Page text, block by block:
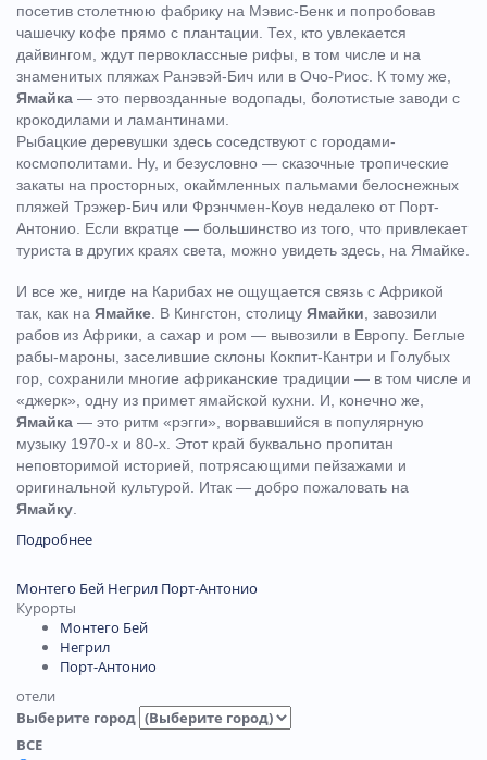
посетив столетнюю фабрику на Мэвис-Бенк и попробовав
чашечку кофе прямо с плантации. Тех, кто увлекается
дайвингом, ждут первоклассные рифы, в том числе и на
знаменитых пляжах Ранэвэй-Бич или в Очо-Риос. К тому же,
Ямайка — это первозданные водопады, болотистые заводи с
крокодилами и ламантинами.
Рыбацкие деревушки здесь соседствуют с городами-
космополитами. Ну, и безусловно — сказочные тропические
закаты на просторных, окаймленных пальмами белоснежных
пляжей Трэжер-Бич или Фрэнчмен-Коув недалеко от Порт-
Антонио. Если вкратце — большинство из того, что привлекает
туриста в других краях света, можно увидеть здесь, на Ямайке.
И все же, нигде на Карибах не ощущается связь с Африкой
так, как на Ямайке . В Кингстон, столицу Ямайки , завозили
рабов из Африки, а сахар и ром — вывозили в Европу. Беглые
рабы-мароны, заселившие склоны Кокпит-Кантри и Голубых
гор, сохранили многие африканские традиции — в том числе и
«джерк», одну из примет ямайской кухни. И, конечно же,
Ямайка — это ритм «рэгги», ворвавшийся в популярную
музыку 1970-х и 80-х. Этот край буквально пропитан
неповторимой историей, потрясающими пейзажами и
оригинальной культурой. Итак — добро пожаловать на
Ямайку
Подробнее
Монтего Бей Негрил Порт-Антонио
Курорты
Монтего Бей
Негрил
Порт-Антонио
отели
Выберите город
ВСЕ